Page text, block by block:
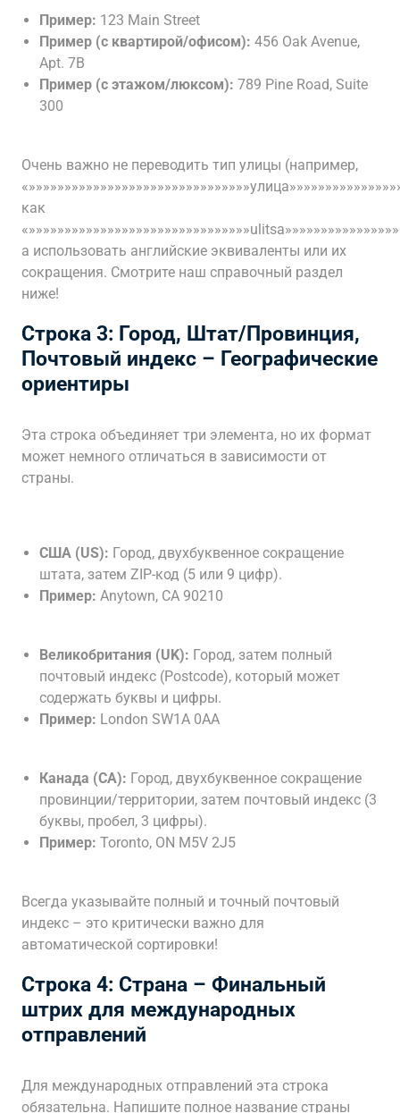
Пример: 123 Main Street
Пример (с квартирой/офисом): 456 Oak Avenue,
Apt. 7B
Пример (с этажом/люксом): 789 Pine Road, Suite
300
Очень важно не переводить тип улицы (например,
как
а использовать английские эквиваленты или их
сокращения. Смотрите наш справочный раздел
ниже!
Строка 3: Город, Штат/Провинция,
Почтовый индекс – Географические
ориентиры
Эта строка объединяет три элемента, но их формат
может немного отличаться в зависимости от
страны.
США (US): Город, двухбуквенное сокращение
штата, затем ZIP-код (5 или 9 цифр).
Пример: Anytown, CA 90210
Великобритания (UK): Город, затем полный
почтовый индекс (Postcode), который может
содержать буквы и цифры.
Пример: London SW1A 0AA
Канада (CA): Город, двухбуквенное сокращение
провинции/территории, затем почтовый индекс (3
буквы, пробел, 3 цифры).
Пример: Toronto, ON M5V 2J5
Всегда указывайте полный и точный почтовый
индекс – это критически важно для
автоматической сортировки!
Строка 4: Страна – Финальный
штрих для международных
отправлений
Для международных отправлений эта строка
обязательна. Напишите полное название страны